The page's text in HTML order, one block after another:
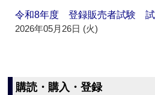
令和8年度 登録販売者試験 試
2026年05月26日 (火)
購読・購入・登録